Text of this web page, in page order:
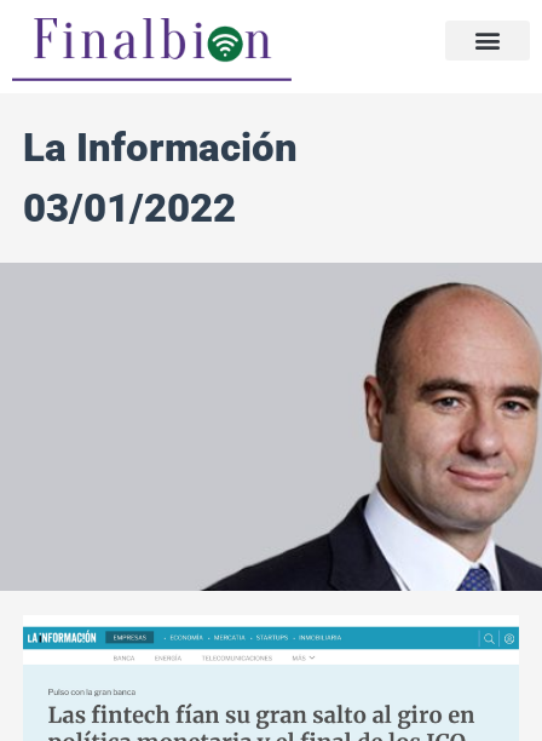
La Información
03/01/2022